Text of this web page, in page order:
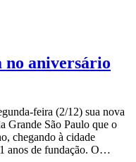
no aniversário
feira (2/12) sua nova
Grande São Paulo que o
chegando à cidade
anos de fundação. O…